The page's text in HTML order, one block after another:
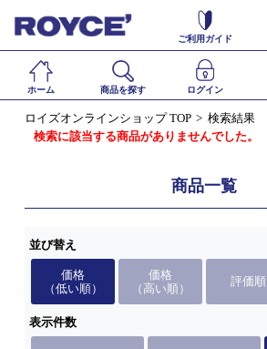
ご利用ガイド
ホーム 商品を探す ログイン
ロイズオンラインショップ TOP
検索結果
検索に該当する商品がありませんでした。
商品一覧
並び替え
価格
（低い順）
価格
（高い順）
評価順
表示件数